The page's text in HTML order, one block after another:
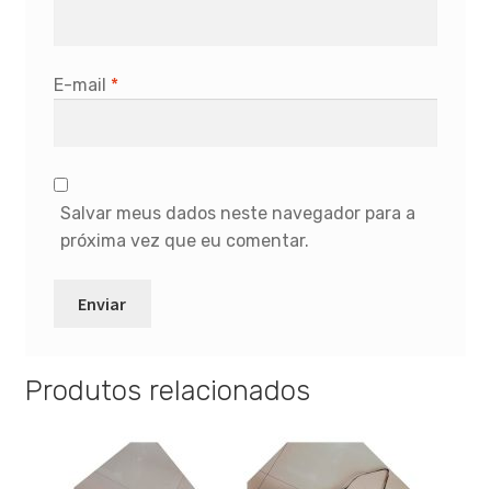
E-mail *
Salvar meus dados neste navegador para a
próxima vez que eu comentar.
Produtos relacionados